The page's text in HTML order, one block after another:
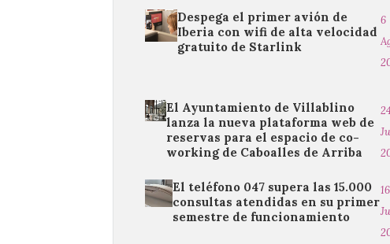
Despega el primer avión de
Iberia con wifi de alta velocidad
gratuito de Starlink
6
El Ayuntamiento de Villablino
lanza la nueva plataforma web de
reservas para el espacio de co-
working de Caboalles de Arriba
El teléfono 047 supera las 15.000
consultas atendidas en su primer
semestre de funcionamiento
16